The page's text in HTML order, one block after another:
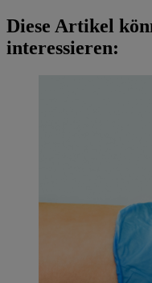
Diese Artikel
interessieren: